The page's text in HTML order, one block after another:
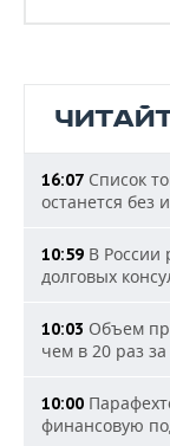
16:07 Список
останется без
10:59 В России
долговых
10:03 Объем
чем в 20 раз за
10:00
финансовую